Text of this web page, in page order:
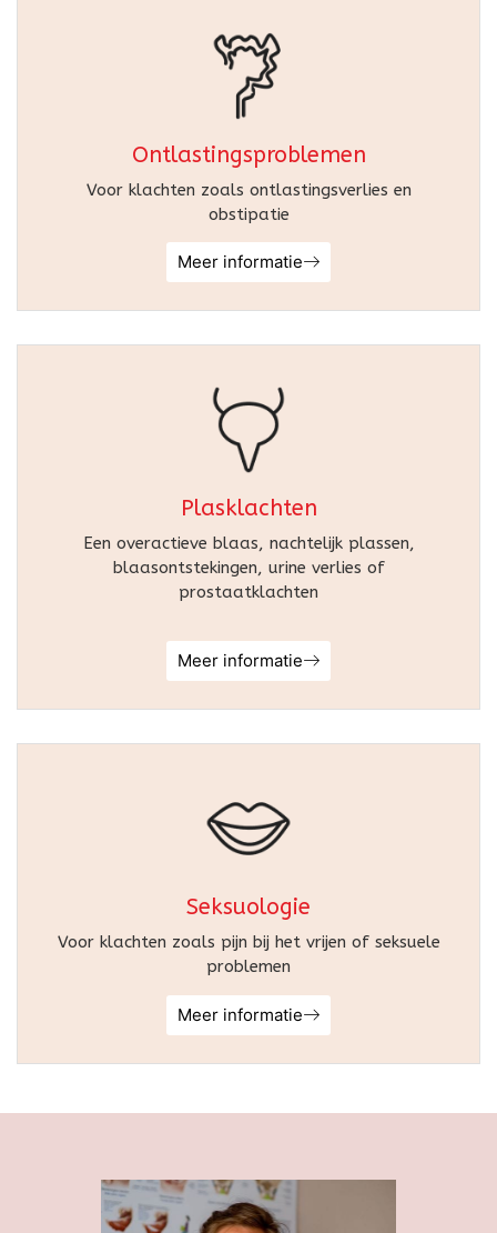
Ontlastingsproblemen
Voor klachten zoals ontlastingsverlies en
obstipatie
Meer informatie
Plasklachten
Een overactieve blaas, nachtelijk plassen,
blaasontstekingen, urine verlies of
prostaatklachten
Meer informatie
Seksuologie
Voor klachten zoals pijn bij het vrijen of seksuele
problemen
Meer informatie